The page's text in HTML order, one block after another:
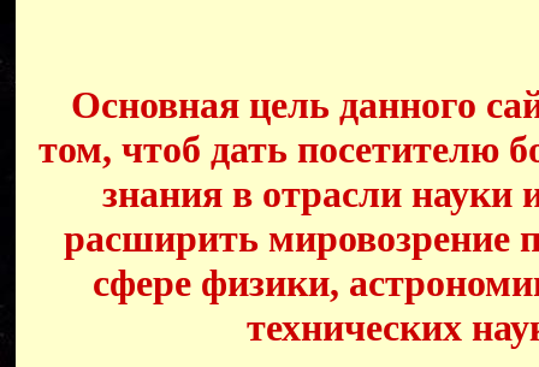
Основная цель данного
том, чтоб дать посетителю
знания в отрасли науки
расширить мировозрение
сфере физики,
технических